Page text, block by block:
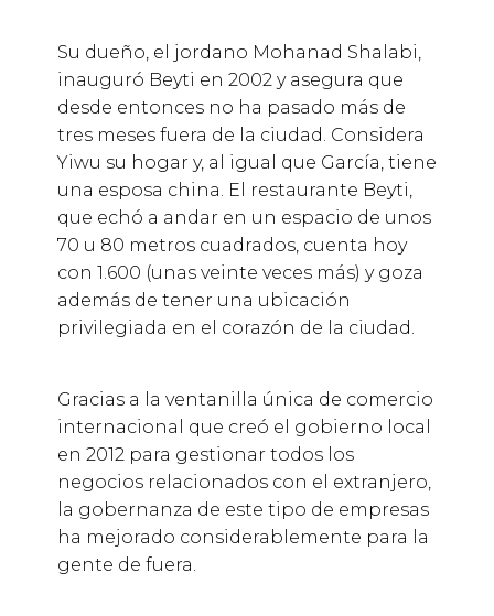
Su dueño, el jordano Mohanad Shalabi,
inauguró Beyti en 2002 y asegura que
desde entonces no ha pasado más de
tres meses fuera de la ciudad. Considera
Yiwu su hogar y, al igual que García, tiene
una esposa china. El restaurante Beyti,
que echó a andar en un espacio de unos
70 u 80 metros cuadrados, cuenta hoy
con 1.600 (unas veinte veces más) y goza
además de tener una ubicación
privilegiada en el corazón de la ciudad.
Gracias a la ventanilla única de comercio
internacional que creó el gobierno local
en 2012 para gestionar todos los
negocios relacionados con el extranjero,
la gobernanza de este tipo de empresas
ha mejorado considerablemente para la
gente de fuera.